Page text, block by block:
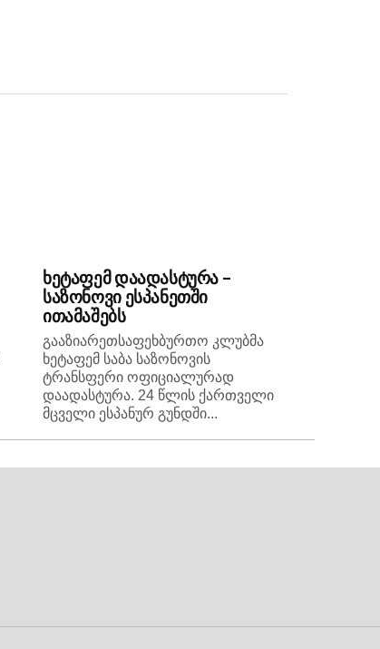
ხეტაფემ დაადასტურა –
საზონოვი ესპანეთში
ითამაშებს
გააზიარეთსაფეხბურთო კლუბმა
ხეტაფემ საბა საზონოვის
ტრანსფერი ოფიციალურად
დაადასტურა. 24 წლის ქართველი
მცველი ესპანურ გუნდში...